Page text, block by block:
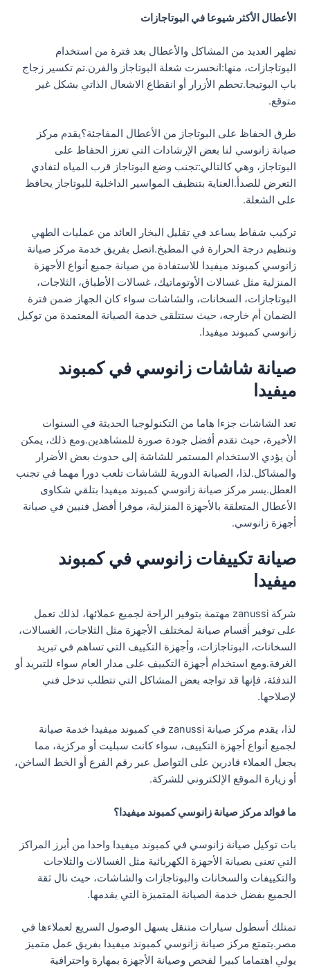
الأعطال الأكثر شيوعا في البوتاجازات
تظهر العديد من المشاكل والأعطال بعد فترة من استخدام
البوتاجازات، منها:انحسرت شعلة البوتاجاز والفرن.تم تكسير زجاج
باب البوتيجا.تحطم الأزرار أو انقطاع الاشعال الذاتي بشكل غير
متوقع.
طرق الحفاظ على البوتاجاز من الأعطال المفاجئة؟يقدم مركز
صيانة زانوسي لنا بعض الإرشادات التي تعزز الحفاظ على
البوتاجاز، وهي كالتالي:تجنب وضع البوتاجاز قرب المياه لتفادي
التعرض للصدأ.العناية بتنظيف المواسير الداخلية للبوتاجاز يحافظ
على الشعلة.
تركيب شفاط يساعد في تقليل البخار العائد من عمليات الطهي
وتنظيم درجة الحرارة في المطبخ.اتصل بفريق خدمة مركز صيانة
زانوسي كمبوند ميفيدا للاستفادة من صيانة جميع أنواع الأجهزة
المنزلية مثل غسالات الأوتوماتيك، غسالات الأطباق، الثلاجات،
البوتاجازات، السخانات، والشاشات سواء كان الجهاز ضمن فترة
الضمان أم خارجه، حيث ستتلقى خدمة الصيانة المعتمدة من توكيل
زانوسي كمبوند ميفيدا.
صيانة شاشات زانوسي في كمبوند
ميفيدا
تعد الشاشات جزءا هاما من التكنولوجيا الحديثة في السنوات
الأخيرة، حيث تقدم أفضل جودة صورة للمشاهدين.ومع ذلك، يمكن
أن يؤدي الاستخدام المستمر للشاشة إلى حدوث بعض الأضرار
والمشاكل.لذا، الصيانة الدورية للشاشات تلعب دورا مهما في تجنب
العطل.يسر مركز صيانة زانوسي كمبوند ميفيدا بتلقي شكاوى
الأعطال المتعلقة بالأجهزة المنزلية، موفرا أفضل فنيين في صيانة
أجهزة زانوسي.
صيانة تكييفات زانوسي في كمبوند
ميفيدا
شركة zanussi مهتمة بتوفير الراحة لجميع عملائها، لذلك تعمل
على توفير أقسام صيانة لمختلف الأجهزة مثل الثلاجات، الغسالات،
السخانات، البوتاجازات، وأجهزة التكييف التي تساهم في تبريد
الغرفة.ومع استخدام أجهزة التكييف على مدار العام سواء للتبريد أو
التدفئة، فإنها قد تواجه بعض المشاكل التي تتطلب تدخل فني
لإصلاحها.
لذا، يقدم مركز صيانة zanussi في كمبوند ميفيدا خدمة صيانة
لجميع أنواع أجهزة التكييف، سواء كانت سبليت أو مركزية، مما
يجعل العملاء قادرين على التواصل عبر رقم الفرع أو الخط الساخن،
أو زيارة الموقع الإلكتروني للشركة.
ما فوائد مركز صيانة زانوسي كمبوند ميفيدا؟
بات توكيل صيانة زانوسي في كمبوند ميفيدا واحدا من أبرز المراكز
التي تعنى بصيانة الأجهزة الكهربائية مثل الغسالات والثلاجات
والتكييفات والسخانات والبوتاجازات والشاشات، حيث نال ثقة
الجميع بفضل خدمة الصيانة المتميزة التي يقدمها.
تمتلك أسطول سيارات متنقل يسهل الوصول السريع لعملاءها في
مصر.يتمتع مركز صيانة زانوسي كمبوند ميفيدا بفريق عمل متميز
يولي اهتماما كبيرا لفحص وصيانة الأجهزة بمهارة واحترافية